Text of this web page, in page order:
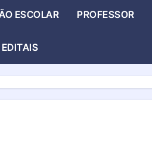
ESCOLAR PROFESSOR
EDITAIS